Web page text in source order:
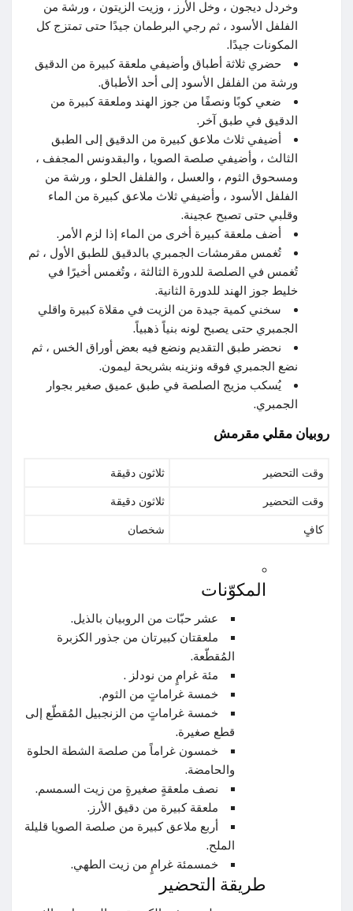
وخردل ديجون ، وخل الأرز ، وزيت الزيتون ، ورشة من
الفلفل الأسود ، ثم رجي البرطمان جيدًا حتى تمتزج كل
المكونات جيدًا.
حضري ثلاثة أطباق وأضيفي ملعقة كبيرة من الدقيق
ورشة من الفلفل الأسود إلى أحد الأطباق.
ضعي كوبًا ونصفًا من جوز الهند وملعقة كبيرة من
الدقيق في طبق آخر.
أضيفي ثلاث ملاعق كبيرة من الدقيق إلى الطبق
الثالث ، وأضيفي صلصة الصويا ، والبقدونس المجفف ،
ومسحوق الثوم ، والعسل ، والفلفل الحلو ، ورشة من
الفلفل الأسود ، وأضيفي ثلاث ملاعق كبيرة من الماء
وقلبي حتى تصبح عجينة.
أضف ملعقة كبيرة أخرى من الماء إذا لزم الأمر.
تُغمس مقرمشات الجمبري بالدقيق للطبق الأول ، ثم
تُغمس في الصلصة للدورة الثالثة ، وتُغمس أخيرًا في
خليط جوز الهند للدورة الثانية.
سخني كمية جيدة من الزيت في مقلاة كبيرة واقلي
الجمبري حتى يصبح لونه بنياً ذهبياً.
نحضر طبق التقديم ونضع فيه بعض أوراق الخس ، ثم
نضع الجمبري فوقه ونزينه بشريحة ليمون.
يُسكب مزيج الصلصة في طبق عميق صغير بجوار
الجمبري.
روبيان مقلي مقرمش
وقت التحضير ثلاثون دقيقة
وقت التحضير ثلاثون دقيقة
كافٍ شخصان
المكوّنات
عشر حبّات من الروبيان بالذيل.
ملعقتان كبيرتان من جذور الكزبرة
المُقطّعة.
مئة غرامٍ من نودلز .
خمسة غراماتٍ من الثوم.
خمسة غراماتٍ من الزنجبيل المُقطّع إلى
قطع صغيرة.
خمسون غراماً من صلصة الشطة الحلوة
والحامضة.
نصف ملعقةٍ صغيرةٍ من زيت السمسم.
ملعقة كبيرة من دقيق الأرز.
أربع ملاعق كبيرة من صلصة الصويا قليلة
الملح.
خمسمئة غرامٍ من زيت الطهي.
طريقة التحضير